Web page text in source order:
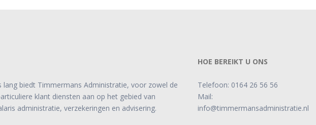
lang biedt Timmermans Administratie, voor zowel de
klant diensten aan op het gebied van
administratie, verzekeringen en advisering.
HOE BEREIKT U ONS
Telefoon: 0164 26 56 56
Mail:
info@timmermansadministratie.nl